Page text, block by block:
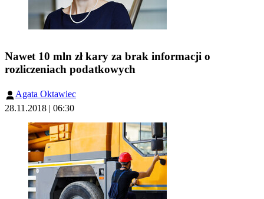
Nawet 10 mln zł kary za brak informacji o
rozliczeniach podatkowych
Agata Oktawiec
28.11.2018 | 06:30